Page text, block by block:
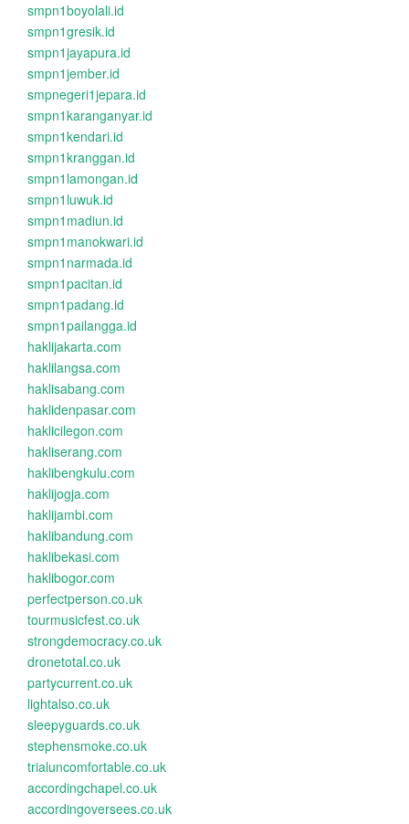
smpn1boyolali.id
smpn1gresik.id
smpn1jayapura.id
smpn1jember.id
smpnegeri1jepara.id
smpn1karanganyar.id
smpn1kendari.id
smpn1kranggan.id
smpn1lamongan.id
smpn1luwuk.id
smpn1madiun.id
smpn1manokwari.id
smpn1narmada.id
smpn1pacitan.id
smpn1padang.id
smpn1pailangga.id
haklijakarta.com
haklilangsa.com
haklisabang.com
haklidenpasar.com
haklicilegon.com
hakliserang.com
haklibengkulu.com
haklijogja.com
haklijambi.com
haklibandung.com
haklibekasi.com
haklibogor.com
perfectperson.co.uk
tourmusicfest.co.uk
strongdemocracy.co.uk
dronetotal.co.uk
partycurrent.co.uk
lightalso.co.uk
sleepyguards.co.uk
stephensmoke.co.uk
trialuncomfortable.co.uk
accordingchapel.co.uk
accordingoversees.co.uk